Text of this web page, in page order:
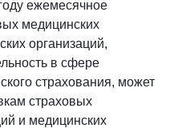
ежемесячное
медицинских
организаций,
в сфере
страхования, может
страховых
и медицинских